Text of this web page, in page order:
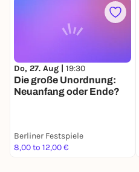
Do, 27. Aug | 19:30
Die große Unordnung:
Neuanfang oder Ende?
Berliner Festspiele
8,00 to 12,00 €